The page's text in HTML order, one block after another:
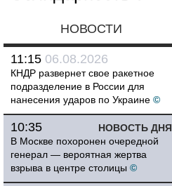
НОВОСТИ
11:15 06.08.2026
КНДР развернет свое ракетное
подразделение в России для
нанесения ударов по Украине ©
НОВОСТЬ ДНЯ
10:35
В Москве похоронен очередной
генерал — вероятная жертва
взрыва в центре столицы ©